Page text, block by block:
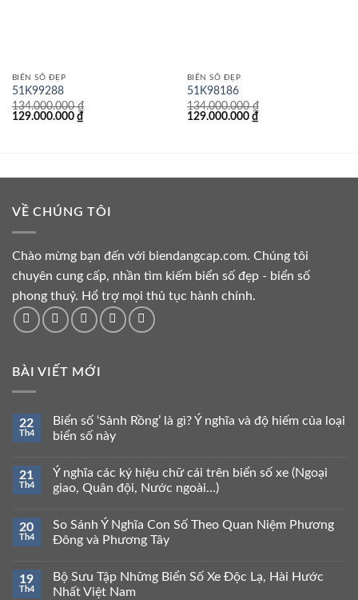
BIỂN SỐ ĐẸP
51K99288
134.000.000₫
Giá
129.000.000 ₫Giá
hiện
BIỂN SỐ ĐẸP
51K98186
134.000.000₫
Giá
129.000.000 ₫Giá
hiện
VỀ CHÚNG TÔI
Chào mừng bạn đến với biendangcap.com. Chúng tôi
chuyên cung cấp, nhần tìm kiếm biển số đẹp - biển số
phong thuỷ. Hổ trợ mọi thủ tục hành chính.
BÀI VIẾT MỚI
22
Th4
Biển số ‘Sảnh Rồng’ là gì? Ý nghĩa và độ hiếm của loại
biển số này
21
Th4
Ý nghĩa các ký hiệu chữ cái trên biển số xe (Ngoại
giao, Quân đội, Nước ngoài…)
20
Th4
So Sánh Ý Nghĩa Con Số Theo Quan Niệm Phương
Đông và Phương Tây
19
Th4
Bộ Sưu Tập Những Biển Số Xe Độc Lạ, Hài Hước
Nhất Việt Nam